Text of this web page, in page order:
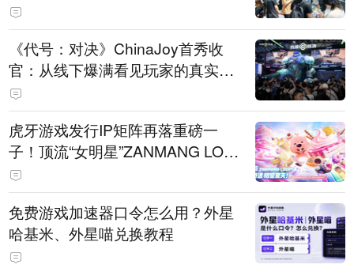
《代号：对决》ChinaJoy首秀收
官：从线下爆满看见玩家的真实期
待
虎牙游戏发行IP矩阵再落重磅一
子！顶流“女明星”ZANMANG LOO
PY 正版3D消除手游《消消奇遇》
惊喜曝光
免费游戏加速器口令怎么用？外星
哈基米、外星喵兑换教程